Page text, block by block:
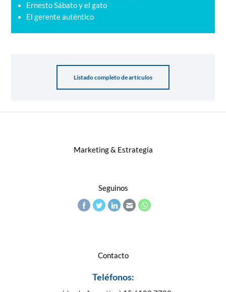
Ernesto Sábato y el gato
El gerente auténtico
Listado completo de artículos
Marketing & Estrategia
Seguinos
Contacto
Teléfonos: